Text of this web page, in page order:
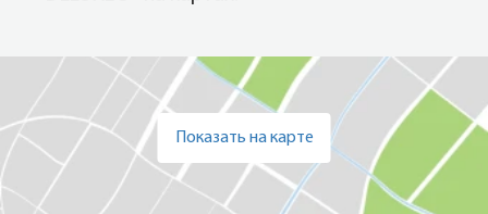
Показать на карте